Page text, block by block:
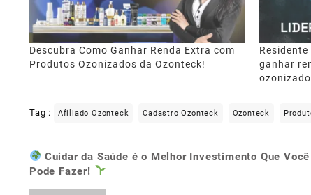
Descubra Como Ganhar Renda Extra com
Produtos Ozonizados da Ozonteck!
ganhar
Tag : Afiliado Ozonteck Cadastro Ozonteck Ozonteck
Navegação
de
Cuidar da Saúde é o Melhor Investimento Que Você
Pode Fazer!